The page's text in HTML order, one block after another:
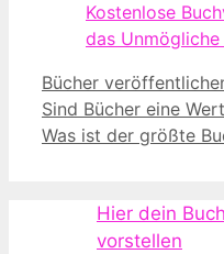
Kostenlose
das
Kategorien
Bücher
Sind Bücher eine
Was ist der größte
Hier dein
vorstellen